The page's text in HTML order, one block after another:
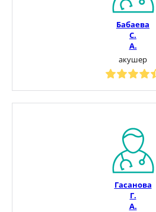
Бабаева
С.
А.
акушер
Гасанова
Г.
А.